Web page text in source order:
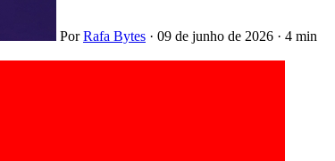
PorRafa Bytes · 09 de junho de 2026 · 4 min